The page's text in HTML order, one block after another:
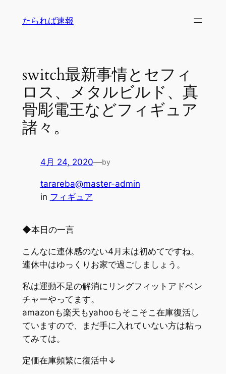
たられば速報
switch最新事情とセフィ
ロス、メタルビルド、真
骨彫電王などフィギュア
諸々。
4月 24, 2020—by
tarareba@master-admin
in フィギュア
◆本日の一言
こんなに連休感のない4月末は初めてですね。
連休中はゆっくりお家で過ごしましょう。
私は運動不足の解消にリングフィットアドベン
チャーやってます。
amazonも楽天もyahooもそこそこ在庫復活し
ていますので、まだ手に入れていない方は粘っ
てみては。
定価在庫頻繁に復活中↓